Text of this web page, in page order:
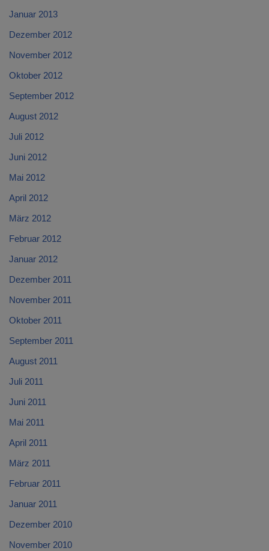
Januar 2013
Dezember 2012
November 2012
Oktober 2012
September 2012
August 2012
Juli 2012
Juni 2012
Mai 2012
April 2012
März 2012
Februar 2012
Januar 2012
Dezember 2011
November 2011
Oktober 2011
September 2011
August 2011
Juli 2011
Juni 2011
Mai 2011
April 2011
März 2011
Februar 2011
Januar 2011
Dezember 2010
November 2010